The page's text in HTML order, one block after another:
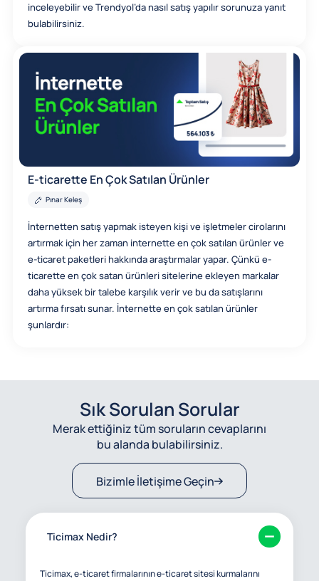
inceleyebilir ve Trendyol’da nasıl satış yapılır sorunuza yanıt
bulabilirsiniz.
E-ticarette En Çok Satılan Ürünler
Pınar Keleş
İnternetten satış yapmak isteyen kişi ve işletmeler cirolarını
artırmak için her zaman internette en çok satılan ürünler ve
e-ticaret paketleri hakkında araştırmalar yapar. Çünkü e-
ticarette en çok satan ürünleri sitelerine ekleyen markalar
daha yüksek bir talebe karşılık verir ve bu da satışlarını
artırma fırsatı sunar. İnternette en çok satılan ürünler
şunlardır:
Sık Sorulan Sorular
Merak ettiğiniz tüm soruların cevaplarını
bu alanda bulabilirsiniz.
Bizimle İletişime Geçin
Ticimax Nedir?
Ticimax, e-ticaret firmalarının e-ticaret sitesi kurmalarını